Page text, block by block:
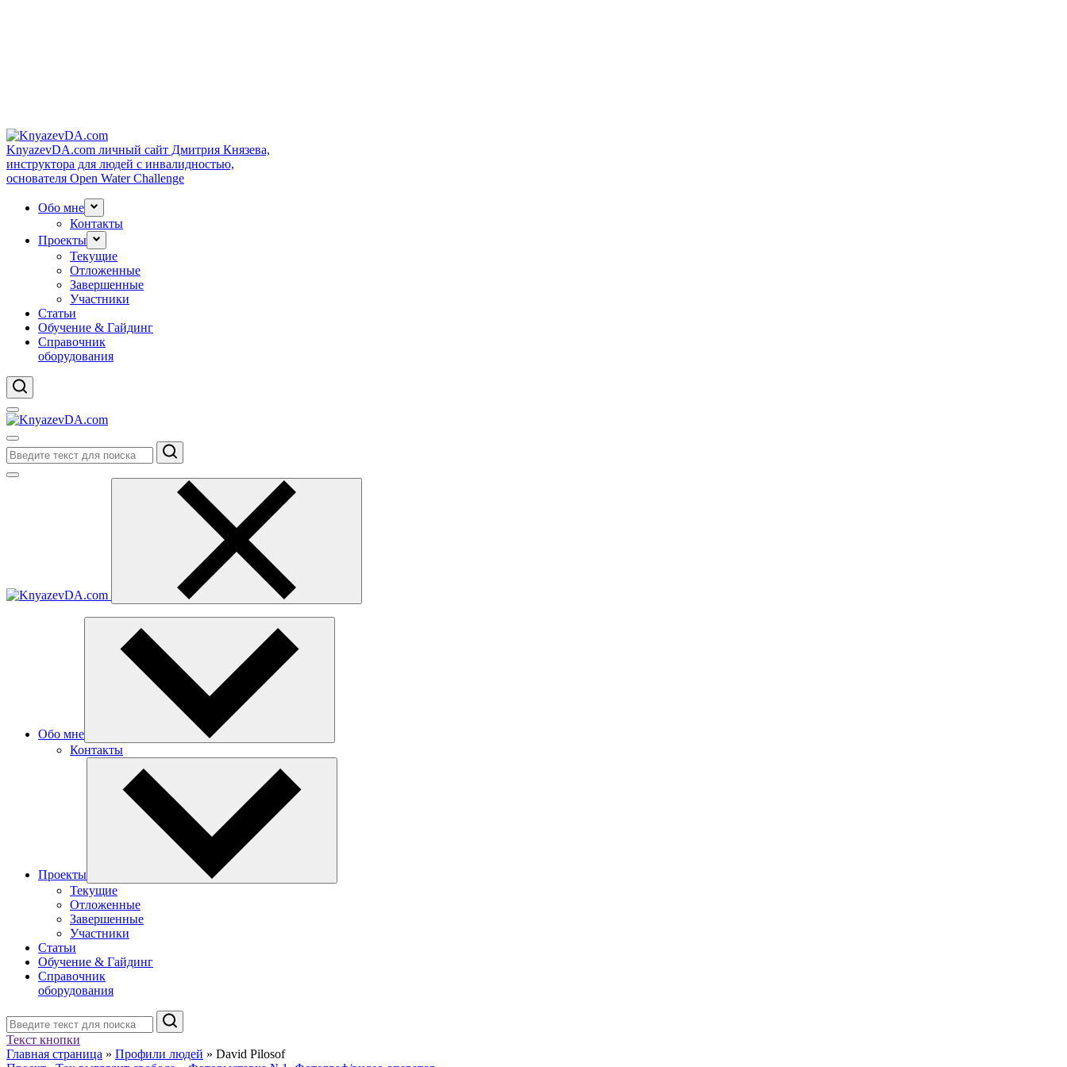
KnyazevDA.com личный сайт Дмитрия Князева,
инструктора для людей с инвалидностью,
основателя Open Water Challenge
Обо мне
Контакты
Проекты
Текущие
Отложенные
Завершенные
Участники
Статьи
Обучение & Гайдинг
Справочник
оборудования
Поиск
Обо мне
Контакты
Проекты
Текущие
Отложенные
Завершенные
Участники
Статьи
Обучение & Гайдинг
Справочник
оборудования
Поиск
Текст кнопки
Главная страница » Профили людей » David Pilosof